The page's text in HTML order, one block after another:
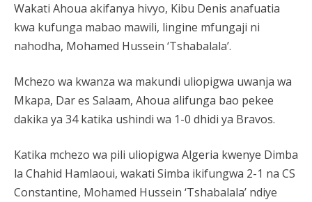
Wakati Ahoua akifanya hivyo, Kibu Denis anafuatia
kwa kufunga mabao mawili, lingine mfungaji ni
nahodha, Mohamed Hussein ‘Tshabalala’.
Mchezo wa kwanza wa makundi uliopigwa uwanja wa
Mkapa, Dar es Salaam, Ahoua alifunga bao pekee
dakika ya 34 katika ushindi wa 1-0 dhidi ya Bravos.
Katika mchezo wa pili uliopigwa Algeria kwenye Dimba
la Chahid Hamlaoui, wakati Simba ikifungwa 2-1 na CS
Constantine, Mohamed Hussein ‘Tshabalala’ ndiye